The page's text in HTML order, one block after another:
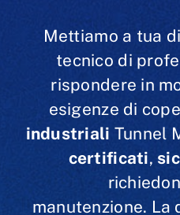
Mettiamo a tua
tecnico di
rispondere in
esigenze di
industriali Tunnel
certificati,
manutenzione.